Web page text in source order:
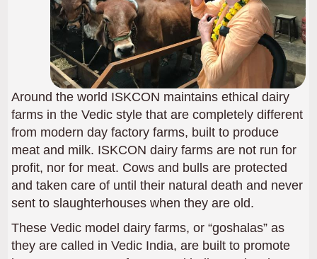
Around the world ISKCON maintains ethical dairy
farms in the Vedic style that are completely different
from modern day factory farms, built to produce
meat and milk. ISKCON dairy farms are not run for
profit, nor for meat. Cows and bulls are protected
and taken care of until their natural death and never
sent to slaughterhouses when they are old.
These Vedic model dairy farms, or “goshalas” as
they are called in Vedic India, are built to promote